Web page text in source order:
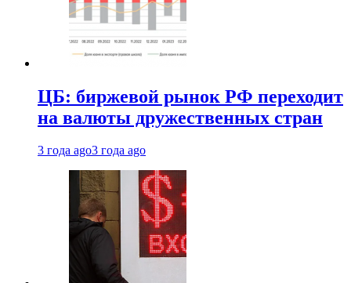
ЦБ: биржевой рынок РФ переходит
на валюты дружественных стран
3 года ago3 года ago